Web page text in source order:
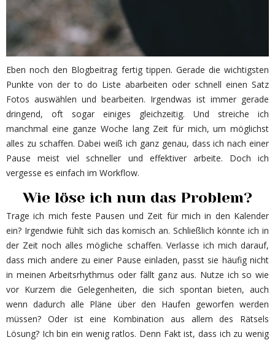
Eben noch den Blogbeitrag fertig tippen. Gerade die wichtigsten
Punkte von der to do Liste abarbeiten oder schnell einen Satz
Fotos auswählen und bearbeiten. Irgendwas ist immer gerade
dringend, oft sogar einiges gleichzeitig. Und streiche ich
manchmal eine ganze Woche lang Zeit für mich, um möglichst
alles zu schaffen. Dabei weiß ich ganz genau, dass ich nach einer
Pause meist viel schneller und effektiver arbeite. Doch ich
vergesse es einfach im Workflow.
Wie löse ich nun das Problem?
Trage ich mich feste Pausen und Zeit für mich in den Kalender
ein? Irgendwie fühlt sich das komisch an. Schließlich könnte ich in
der Zeit noch alles mögliche schaffen. Verlasse ich mich darauf,
dass mich andere zu einer Pause einladen, passt sie häufig nicht
in meinen Arbeitsrhythmus oder fällt ganz aus. Nutze ich so wie
vor Kurzem die Gelegenheiten, die sich spontan bieten, auch
wenn dadurch alle Pläne über den Haufen geworfen werden
müssen? Oder ist eine Kombination aus allem des Rätsels
Lösung? Ich bin ein wenig ratlos. Denn Fakt ist, dass ich zu wenig